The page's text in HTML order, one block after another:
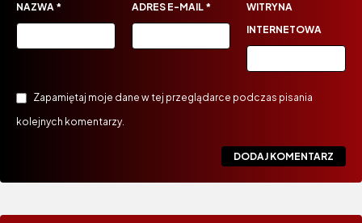
NAZWA * ADRES E-MAIL *
WITRYNA
INTERNETOWA
Zapamiętaj moje dane w tej przeglądarce podczas pisania
kolejnych komentarzy.